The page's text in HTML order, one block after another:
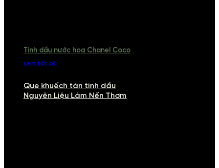
Tinh dầu nước hoa Chanel Coco
xem tất cả
Que khuếch tán tinh dầu
Nguyên Liệu Làm Nến Thơm